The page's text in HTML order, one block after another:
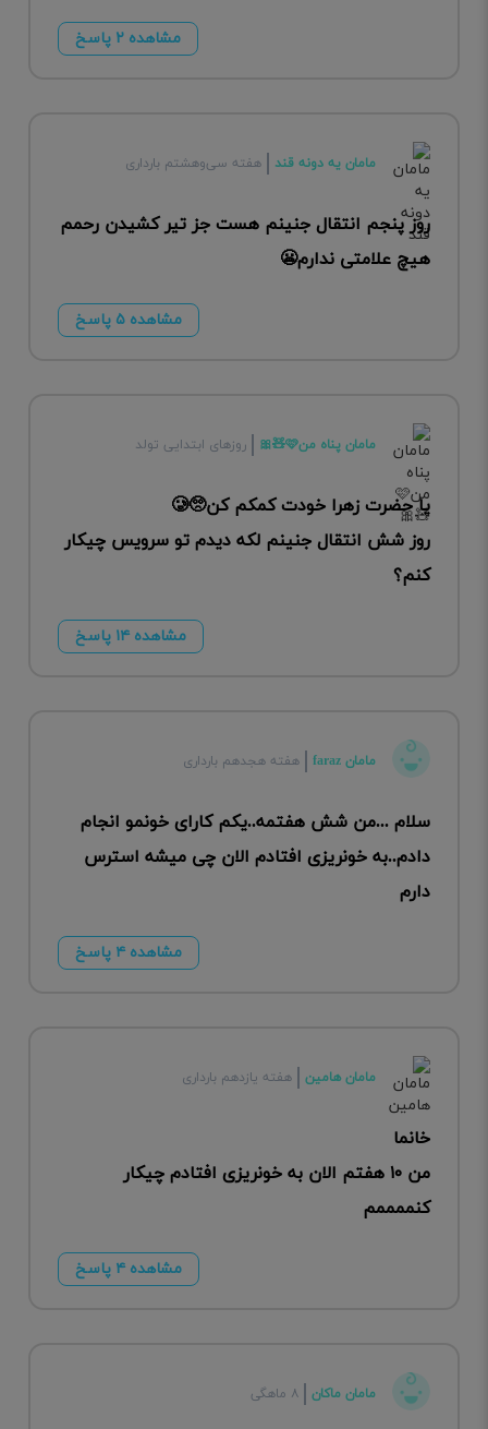
مشاهده ۲ پاسخ
مامان یه دونه قند هفته سی‌وهشتم بارداری
روز پنجم انتقال جنینم هست جز تیر کشیدن رحمم
هیچ علامتی ندارم😬
مشاهده ۵ پاسخ
مامان پناه من🩷🧸🎀 روزهای ابتدایی تولد
یا حضرت زهرا خودت کمکم کن🥺🥲
روز شش انتقال جنینم لکه دیدم تو سرویس چیکار
کنم؟
مشاهده ۱۴ پاسخ
مامان faraz هفته هجدهم بارداری
سلام ...من شش هفتمه‌..یکم کارای خونمو انجام
دادم..به خونریزی افتادم الان چی میشه استرس
دارم
مشاهده ۴ پاسخ
مامان هامین هفته یازدهم بارداری
خانما
من ۱۰ هفتم الان به خونریزی افتادم چیکار
کنممممم
مشاهده ۴ پاسخ
مامان ماکان ۸ ماهگی